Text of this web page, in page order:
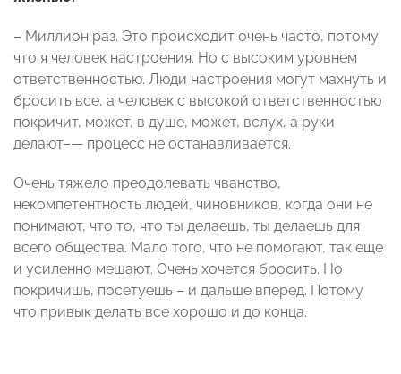
– Миллион раз. Это происходит очень часто, потому
что я человек настроения. Но с высоким уровнем
ответственностью. Люди настроения могут махнуть и
бросить все, а человек с высокой ответственностью
покричит, может, в душе, может, вслух, а руки
делают–— процесс не останавливается.
Очень тяжело преодолевать чванство,
некомпетентность людей, чиновников, когда они не
понимают, что то, что ты делаешь, ты делаешь для
всего общества. Мало того, что не помогают, так еще
и усиленно мешают. Очень хочется бросить. Но
покричишь, посетуешь – и дальше вперед. Потому
что привык делать все хорошо и до конца.